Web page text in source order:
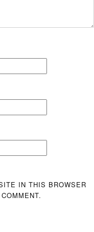
IN THIS BROWSER